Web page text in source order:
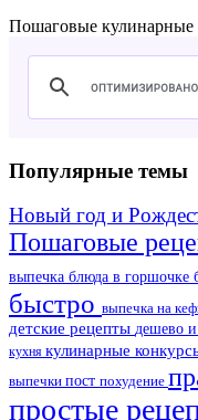
Пошаговые кулинарные
Популярные темы
Новый год и
Пошаговые
выпечка блюда в горшочке
быстро выпечка на
детские рецепты дешево
кухня кулинарные
выпечки пост похудение
простые